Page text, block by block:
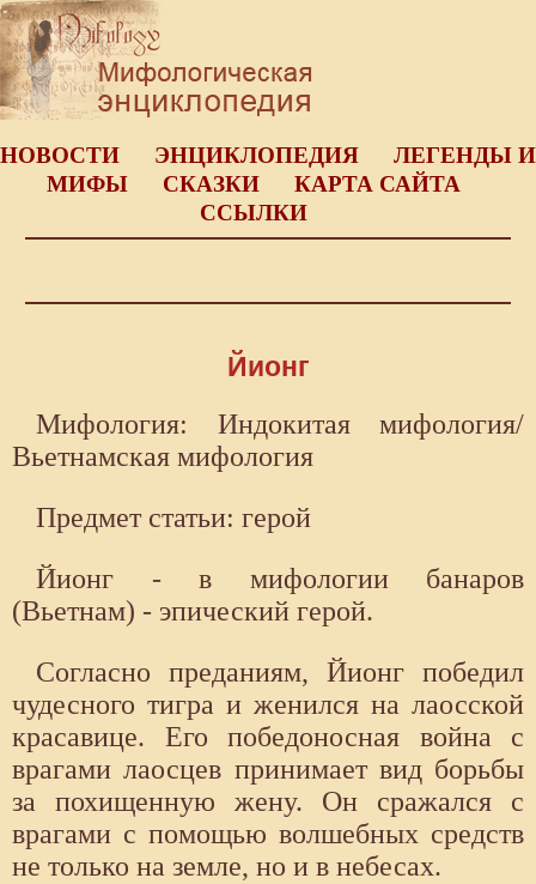
НОВОСТИ ЭНЦИКЛОПЕДИЯ
ЛЕГЕНДЫ И
МИФЫ
СКАЗКИ
КАРТА САЙТА
ССЫЛКИ
Йионг
Мифология: Индокитая мифология/
Вьетнамская мифология
Предмет статьи: герой
Йионг - в мифологии банаров
(Вьетнам) - эпический герой.
Согласно преданиям, Йионг победил
чудесного тигра и женился на лаосской
красавице. Его победоносная война с
врагами лаосцев принимает вид борьбы
за похищенную жену. Он сражался с
врагами с помощью волшебных средств
не только на земле, но и в небесах.